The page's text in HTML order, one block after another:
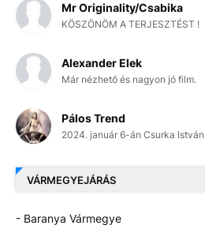
Mr Originality/Csabika
KÖSZÖNÖM A TERJESZTÉST !
Alexander Elek
Már nézhető és nagyon jó film.
Pálos Trend
2024. január 6-án Csurka
VÁRMEGYEJÁRÁS
- Baranya Vármegye